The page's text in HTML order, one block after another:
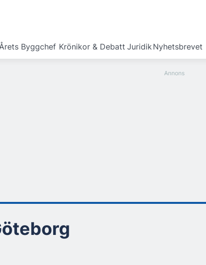
Byggchef Krönikor & Debatt JuridikNyhetsbrevet